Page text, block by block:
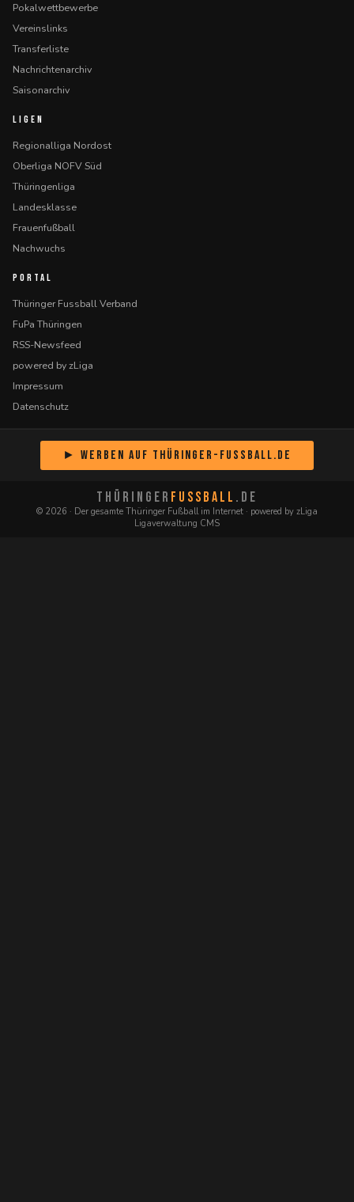
Pokalwettbewerbe
Vereinslinks
Transferliste
Nachrichtenarchiv
Saisonarchiv
LIGEN
Regionalliga Nordost
Oberliga NOFV Süd
Thüringenliga
Landesklasse
Frauenfußball
Nachwuchs
PORTAL
Thüringer Fussball Verband
FuPa Thüringen
RSS-Newsfeed
powered by zLiga
Impressum
Datenschutz
► Werben auf Thüringer-Fussball.de
THÜRINGER FUSSBALL .DE
© 2026 · Der gesamte Thüringer Fußball im Internet · powered by zLiga
Ligaverwaltung CMS